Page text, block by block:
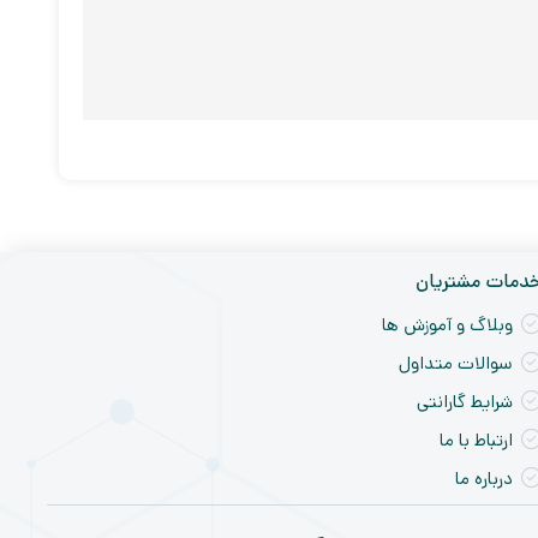
مشتریان
وبلاگ و آموزش ها
سوالات متداول
شرایط گارانتی
ارتباط با ما
درباره ما